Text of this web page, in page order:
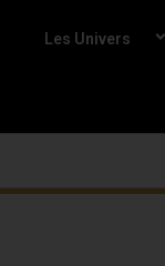
Les Univers